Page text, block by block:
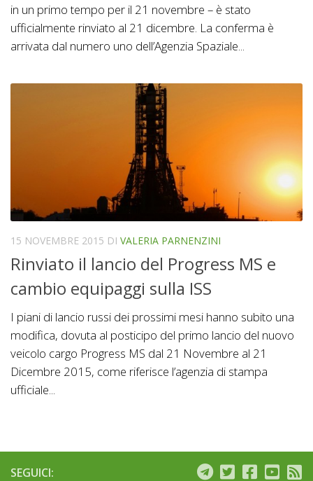
in un primo tempo per il 21 novembre – è stato
ufficialmente rinviato al 21 dicembre. La conferma è
arrivata dal numero uno dell’Agenzia Spaziale...
15 NOVEMBRE 2015 DI VALERIA PARNENZINI
Rinviato il lancio del Progress MS e
cambio equipaggi sulla ISS
I piani di lancio russi dei prossimi mesi hanno subito una
modifica, dovuta al posticipo del primo lancio del nuovo
veicolo cargo Progress MS dal 21 Novembre al 21
Dicembre 2015, come riferisce l’agenzia di stampa
ufficiale...
SEGUICI: